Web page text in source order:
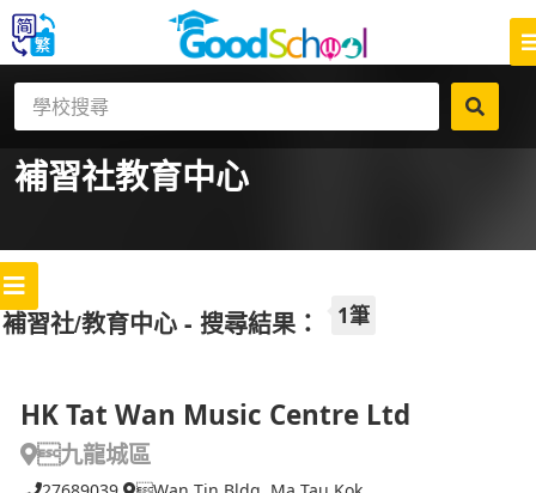
補習社教育中心
補習社/教育中心 - 搜尋結果： 1筆
HK Tat Wan Music Centre Ltd
九龍城區